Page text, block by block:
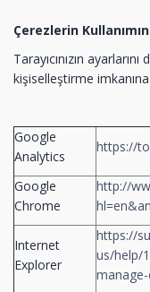
Çerezlerin
Tarayıcınızın
kişiselleştirme
Google
Analytics
https://
Google
Chrome
http://
Internet
Explorer
https://
us/help/